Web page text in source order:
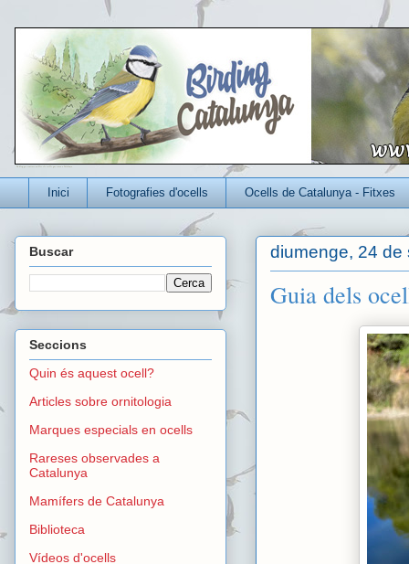
Un blog per conèixer millor els ocells que viuen a Catalunya
Inici Fotografies d'ocells Ocells de Catalunya - Fitxes
diumenge, 24 de
Guia dels
Buscar
Seccions
Quin és aquest ocell?
Articles sobre ornitologia
Marques especials en ocells
Rareses observades a
Catalunya
Mamífers de Catalunya
Biblioteca
Vídeos d'ocells